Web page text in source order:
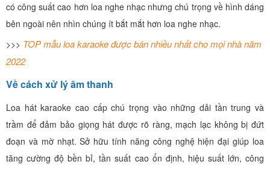
có công suất cao hơn loa nghe nhạc nhưng chú trọng về hình dáng
bên ngoài nên nhìn chúng ít bắt mắt hơn loa nghe nhạc.
>>> TOP mẫu loa karaoke được bán nhiều nhất cho mọi nhà năm
2022
Về cách xử lý âm thanh
Loa hát karaoke cao cấp chú trọng vào những dải tần trung và
trầm để đảm bảo giọng hát được rõ ràng, mạch lạc không bị đứt
đoạn và mờ nhạt. Sở hữu tính năng công nghệ hiện đại giúp loa
tăng cường độ bền bỉ, tần suất cao ổn định, hiệu suất lớn, công